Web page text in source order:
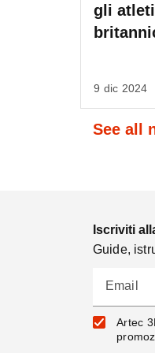
gli
9 dic 2024
See all
Iscriviti
Guide,
Email
Artec